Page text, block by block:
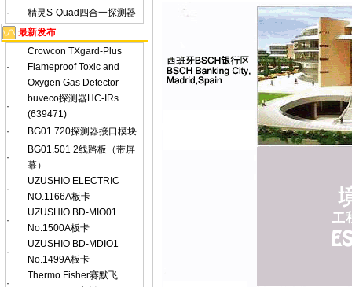
·
精灵S-Quad四合一探测器
最新发布
·
Crowcon TXgard-Plus
Flameproof Toxic and
Oxygen Gas Detector
·
buveco探测器HC-IRs
(639471)
·
BG01.720探测器接口模块
·
BG01.501 2线路板（带屏
幕）
·
UZUSHIO ELECTRIC
NO.1166A板卡
·
UZUSHIO BD-MIO01
No.1500A板卡
·
UZUSHIO BD-MDIO1
No.1499A板卡
·
Thermo Fisher赛默飞